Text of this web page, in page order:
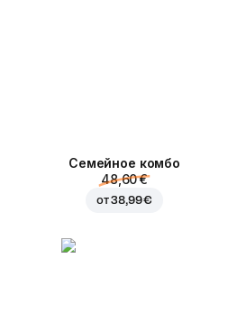
Семейное комбо
48,60 €
от38,99 €